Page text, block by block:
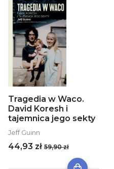
Tragedia w Waco.
David Koresh i
tajemnica jego sekty
Jeff Guinn
44,93 zł 59,90 zł